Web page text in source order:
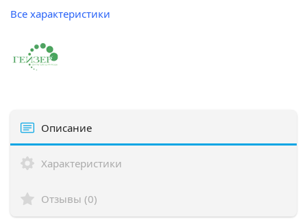
Все характеристики
Описание
Характеристики
Отзывы (0)